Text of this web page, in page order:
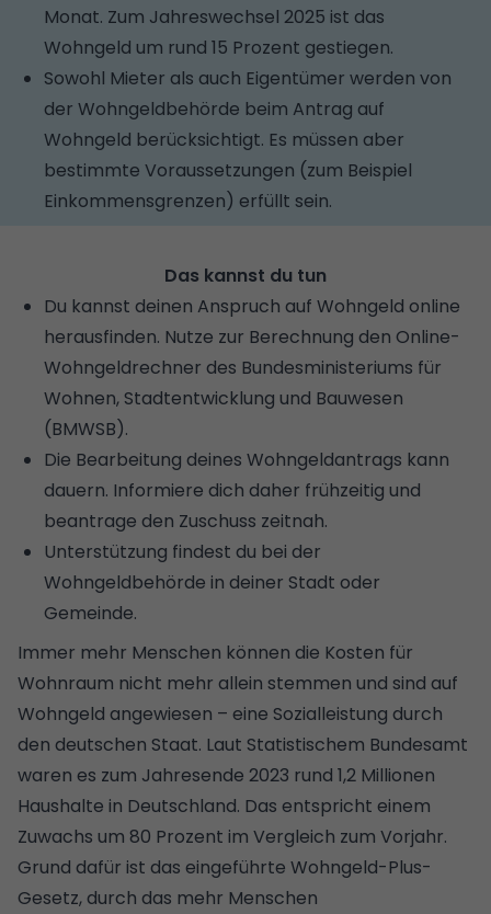
Monat. Zum Jahreswechsel 2025 ist das
Wohngeld um rund 15 Prozent gestiegen.
Sowohl Mieter als auch Eigentümer werden von
der Wohngeldbehörde beim Antrag auf
Wohngeld berücksichtigt. Es müssen aber
bestimmte Voraussetzungen (zum Beispiel
Einkommensgrenzen) erfüllt sein.
Das kannst du tun
Du kannst deinen Anspruch auf Wohngeld online
herausfinden. Nutze zur Berechnung den Online-
Wohngeldrechner des Bundesministeriums für
Wohnen, Stadtentwicklung und Bauwesen
(BMWSB).
Die Bearbeitung deines Wohngeldantrags kann
dauern. Informiere dich daher frühzeitig und
beantrage den Zuschuss zeitnah.
Unterstützung findest du bei der
Wohngeldbehörde in deiner Stadt oder
Gemeinde.
Immer mehr Menschen können die Kosten für
Wohnraum nicht mehr allein stemmen und sind auf
Wohngeld angewiesen – eine Sozialleistung durch
den deutschen Staat. Laut Statistischem Bundesamt
waren es zum Jahresende 2023 rund 1,2 Millionen
Haushalte in Deutschland. Das entspricht einem
Zuwachs um 80 Prozent im Vergleich zum Vorjahr.
Grund dafür ist das eingeführte Wohngeld-Plus-
Gesetz, durch das mehr Menschen